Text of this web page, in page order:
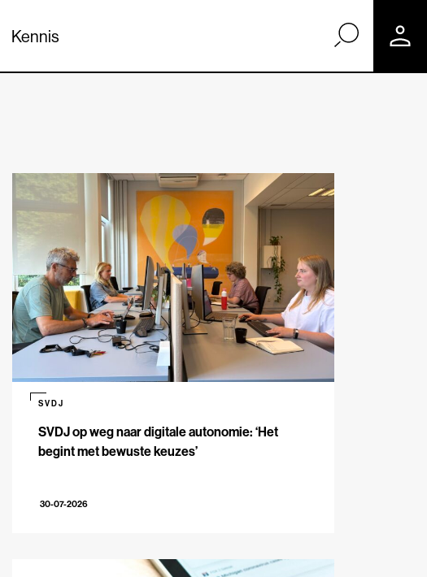
Kennis
SVDJ op weg naar digitale autonomie: ‘Het
begint met bewuste keuzes’
SVDJ
30-07-2026